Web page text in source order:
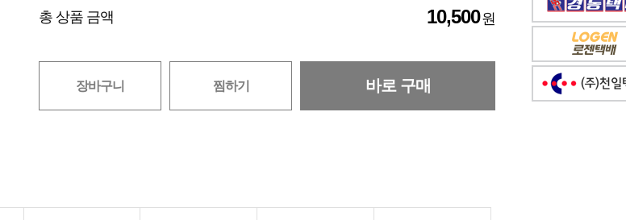
총 상품 금액 10,500원
장바구니 찜하기 바로 구매